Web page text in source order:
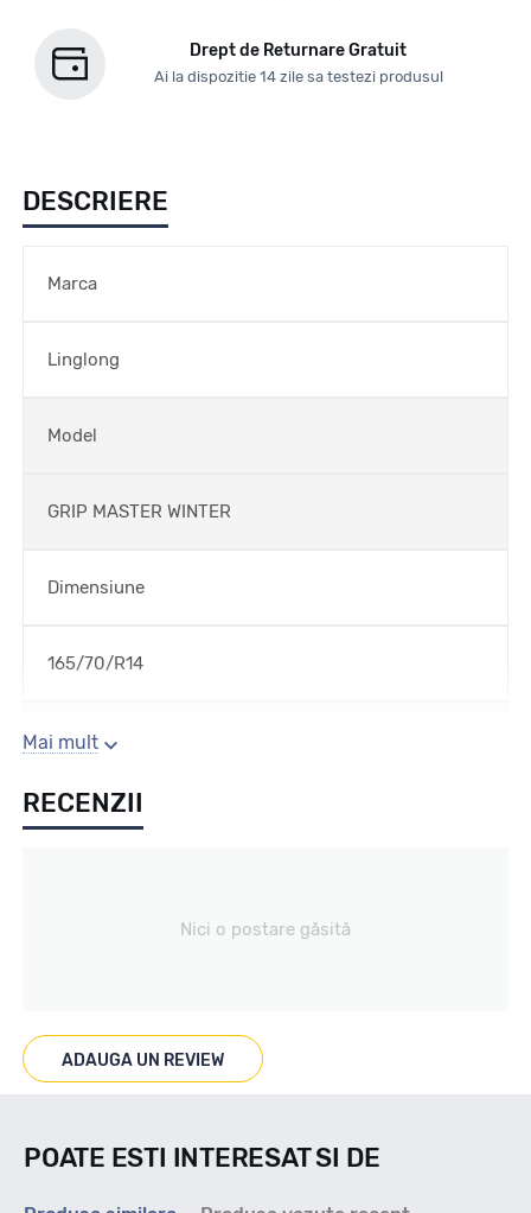
Drept de Returnare Gratuit
Ai la dispozitie 14 zile sa testezi produsul
DESCRIERE
Marca
Linglong
Model
GRIP MASTER WINTER
Dimensiune
165/70/R14
Sezon
Iarna
Marcat M+S
Indice viteza
Mai mult
RECENZII
Nici o postare găsită
ADAUGA UN REVIEW
POATE ESTI INTERESAT SI DE